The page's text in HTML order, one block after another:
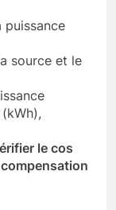
puissance
source et le
le cos
compensation